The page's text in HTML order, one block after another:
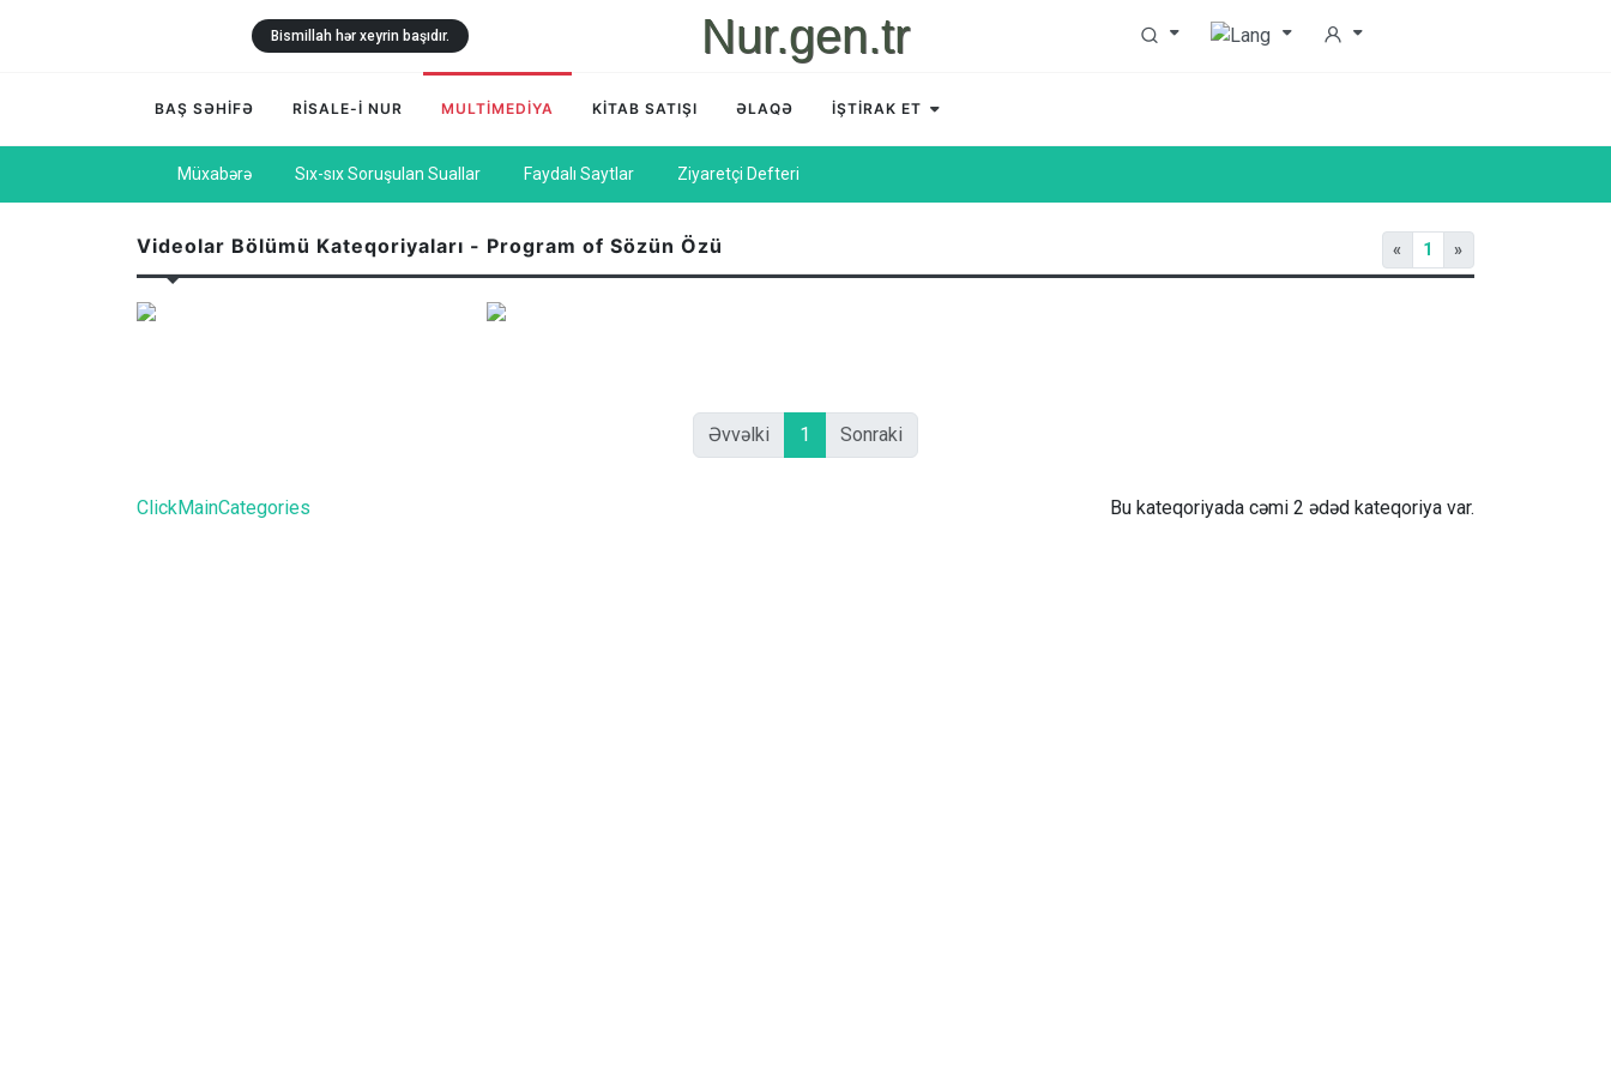
Nur.gen.tr
Bismillah hər xeyrin başıdır.
BAŞ SƏHİFƏ RİSALE-İ NUR MULTİMEDİYA KİTAB SATIŞI ƏLAQƏ İŞTİRAK ET
Müxabərə Sıx-sıx Soruşulan Suallar Faydalı Saytlar Ziyaretçi Defteri
Videolar Bölümü Kateqoriyaları - Program of Sözün Özü « 1 »
Əvvəlki 1 Sonraki
ClickMainCategories Bu kateqoriyada cəmi 2 ədəd kateqoriya var.